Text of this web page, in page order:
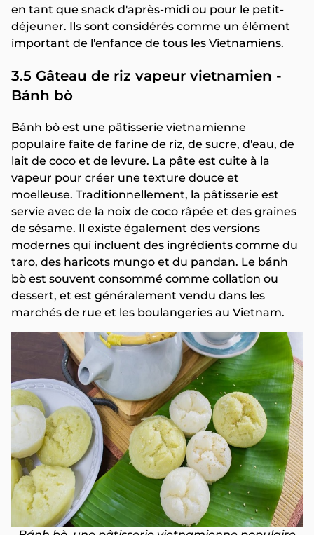
en tant que snack d'après-midi ou pour le petit-
déjeuner. Ils sont considérés comme un élément
important de l'enfance de tous les Vietnamiens.
3.5 Gâteau de riz vapeur vietnamien -
Bánh bò
Bánh bò est une pâtisserie vietnamienne
populaire faite de farine de riz, de sucre, d'eau, de
lait de coco et de levure. La pâte est cuite à la
vapeur pour créer une texture douce et
moelleuse. Traditionnellement, la pâtisserie est
servie avec de la noix de coco râpée et des graines
de sésame. Il existe également des versions
modernes qui incluent des ingrédients comme du
taro, des haricots mungo et du pandan. Le bánh
bò est souvent consommé comme collation ou
dessert, et est généralement vendu dans les
marchés de rue et les boulangeries au Vietnam.